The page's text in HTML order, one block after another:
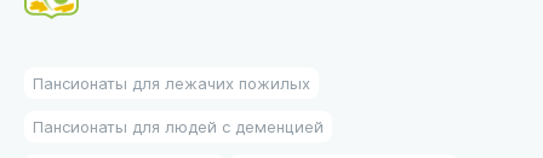
Пансионаты для лежачих пожилых
Пансионаты для людей с деменцией